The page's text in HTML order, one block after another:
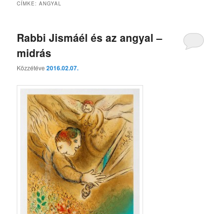
CÍMKE:ANGYAL
Rabbi Jismáél és az angyal –
midrás
Közzétéve2016.02.07.